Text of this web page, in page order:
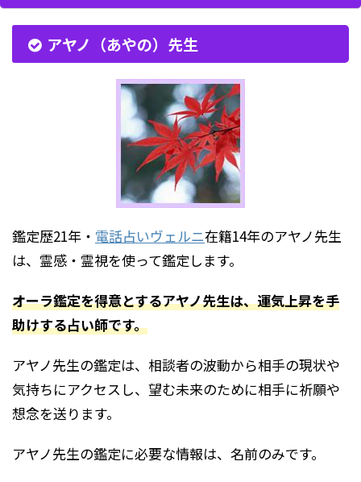
アヤノ（あやの）先生
鑑定歴21年・ 電話占いヴェルニ在籍14年のアヤノ先生
は、霊感・霊視を使って鑑定します。
オーラ鑑定を得意とするアヤノ先生は、運気上昇を手
助けする占い師です。
アヤノ先生の鑑定は、相談者の波動から相手の現状や
気持ちにアクセスし、望む未来のために相手に祈願や
想念を送ります。
アヤノ先生の鑑定に必要な情報は、名前のみです。